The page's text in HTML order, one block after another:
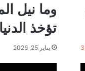
وما نيل
تؤخذ
يناير 25, 2026